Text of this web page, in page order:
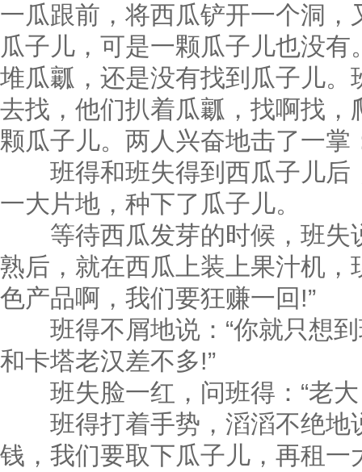
一瓜跟前，将西瓜铲开一个洞
瓜子儿，可是一颗瓜子儿也没
堆瓜瓤，还是没有找到瓜子儿
去找，他们扒着瓜瓤，找啊找
颗瓜子儿。两人兴奋地击了一掌
班得和班失得到西瓜子儿后
一大片地，种下了瓜子儿。
等待西瓜发芽的时候，班失
熟后，就在西瓜上装上果汁机
色产品啊，我们要狂赚一回!”
班得不屑地说：“你就只想到
和卡塔老汉差不多!”
班失脸一红，问班得：“老大
班得打着手势，滔滔不绝地
钱，我们要取下瓜子儿，再租